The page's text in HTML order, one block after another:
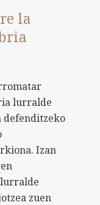
la
lurralde
defenditzeko
Izan
zuen